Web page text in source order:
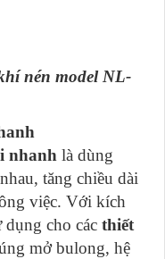
nén model NL-
nhanh là dùng
tăng chiều dài
việc. Với kích
cho các thiết
mở bulong, hệ